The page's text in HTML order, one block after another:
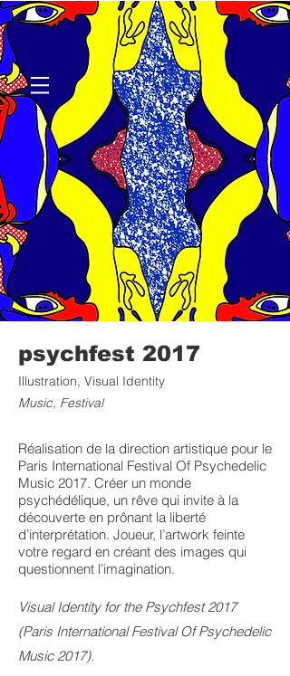
psychfest 2017
Illustration, Visual Identity
Music, Festival
Réalisation de la direction artistique pour le
Paris International Festival Of Psychedelic
Music 2017. Créer un monde
psychédélique, un rêve qui invite à la
découverte en prônant la liberté
d’interprétation. Joueur, l’artwork feinte
votre regard en créant des images qui
questionnent l’imagination.
Visual Identity for the Psychfest 2017
(Paris International Festival Of Psychedelic
Music 2017).